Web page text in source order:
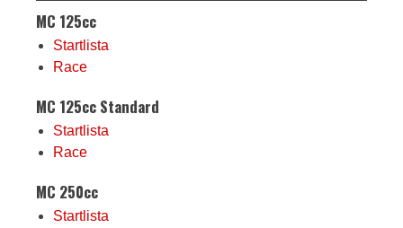
MC 125cc
Startlista
Race
MC 125cc Standard
Startlista
Race
MC 250cc
Startlista